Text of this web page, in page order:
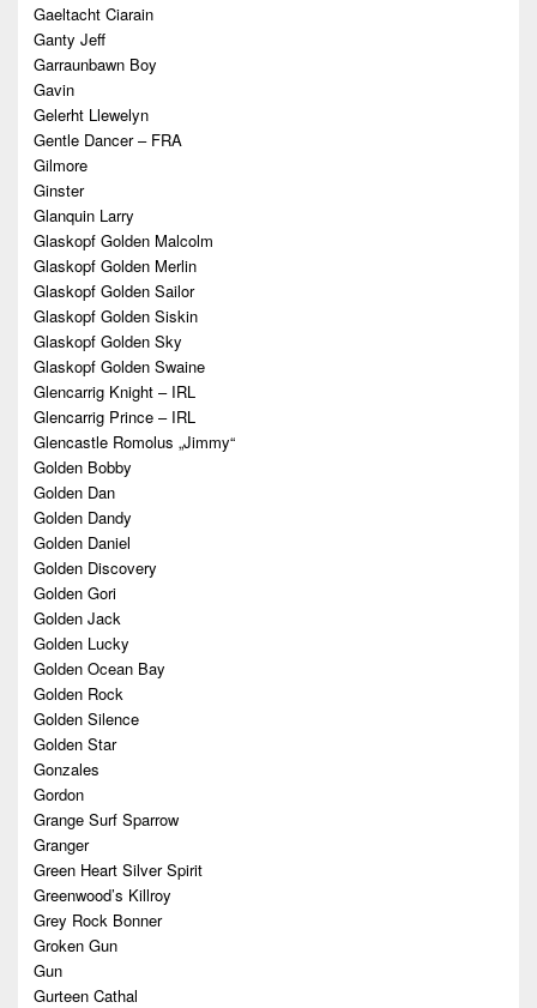
Gaeltacht Ciarain
Ganty Jeff
Garraunbawn Boy
Gavin
Gelerht Llewelyn
Gentle Dancer – FRA
Gilmore
Ginster
Glanquin Larry
Glaskopf Golden Malcolm
Glaskopf Golden Merlin
Glaskopf Golden Sailor
Glaskopf Golden Siskin
Glaskopf Golden Sky
Glaskopf Golden Swaine
Glencarrig Knight – IRL
Glencarrig Prince – IRL
Glencastle Romolus „Jimmy“
Golden Bobby
Golden Dan
Golden Dandy
Golden Daniel
Golden Discovery
Golden Gori
Golden Jack
Golden Lucky
Golden Ocean Bay
Golden Rock
Golden Silence
Golden Star
Gonzales
Gordon
Grange Surf Sparrow
Granger
Green Heart Silver Spirit
Greenwood’s Killroy
Grey Rock Bonner
Groken Gun
Gun
Gurteen Cathal